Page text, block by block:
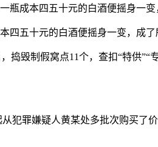
成本四五十元的白酒便摇身一变
五十元的白酒便摇身一变，成了
毁制假窝点11个，查扣“特供
犯罪嫌疑人黄某处多批次购买